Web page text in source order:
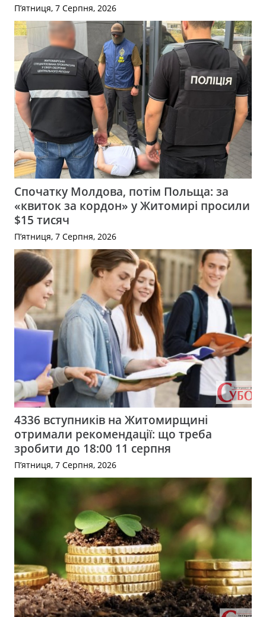
П’ятниця, 7 Серпня, 2026
Спочатку Молдова, потім Польща: за
«квиток за кордон» у Житомирі просили
$15 тисяч
П’ятниця, 7 Серпня, 2026
4336 вступників на Житомирщині
отримали рекомендації: що треба
зробити до 18:00 11 серпня
П’ятниця, 7 Серпня, 2026